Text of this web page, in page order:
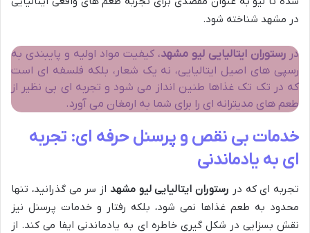
در مشهد شناخته شود.
در رستوران ایتالیایی لیو مشهد، کیفیت مواد اولیه و پایبندی به
رسپی های اصیل ایتالیایی، نه یک شعار، بلکه فلسفه ای است
که در تک تک غذاها طنین انداز می شود و تجربه ای بی نظیر از
طعم های مدیترانه ای را برای شما به ارمغان می آورد.
خدمات بی نقص و پرسنل حرفه ای: تجربه
ای به یادماندنی
تجربه ای که در رستوران ایتالیایی لیو مشهد از سر می گذرانید، تنها
محدود به طعم غذاها نمی شود، بلکه رفتار و خدمات پرسنل نیز
نقش بسزایی در شکل گیری خاطره ای به یادماندنی ایفا می کند. از